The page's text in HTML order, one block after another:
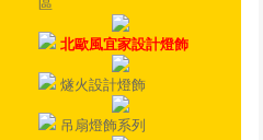
區
北歐風宜家設計燈飾
燧火設計燈飾
吊扇燈飾系列